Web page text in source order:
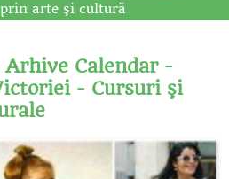
arte şi cultură
Calendar -
- Cursuri şi